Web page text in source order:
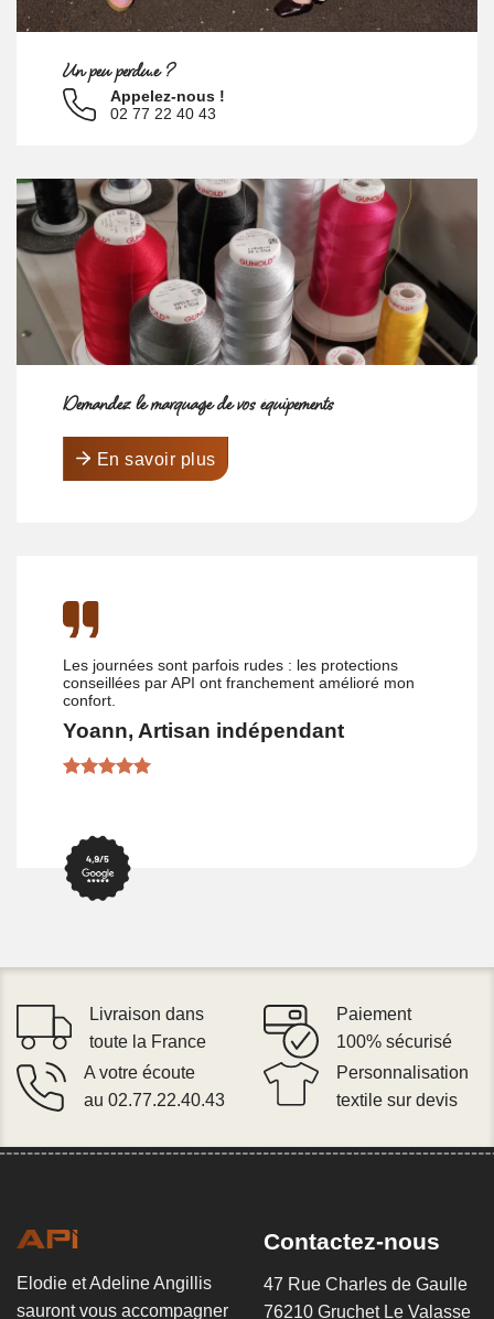
Un peu perdu.e ?
Appelez-nous !
02 77 22 40 43
Demandez le marquage de vos équipements
En savoir plus
Les journées sont parfois rudes : les protections
conseillées par API ont franchement amélioré mon
confort.
Yoann, Artisan indépendant
Livraison dans
toute la France
Paiement
100% sécurisé
A votre écoute
au 02.77.22.40.43
Personnalisation
textile sur devis
Elodie et Adeline Angillis
sauront vous accompagner
Contactez-nous
47 Rue Charles de Gaulle
76210 Gruchet Le Valasse